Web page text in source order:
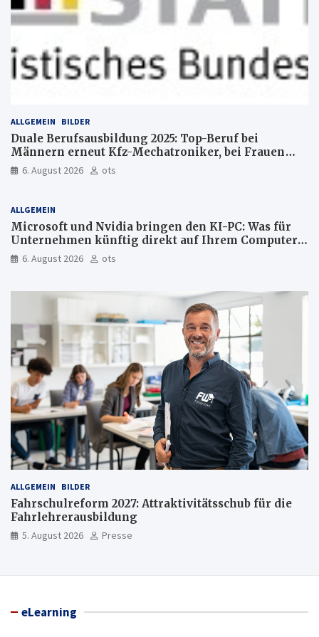
ALLGEMEIN BILDER
Duale Berufsausbildung 2025: Top-Beruf bei
Männern erneut Kfz-Mechatroniker, bei Frauen
medizinische Fachangestellte
6. August 2026 ots
ALLGEMEIN
Microsoft und Nvidia bringen den KI-PC: Was für
Unternehmen künftig direkt auf Ihrem Computer
läuft und was weiter in der Cloud bleibt
6. August 2026 ots
ALLGEMEIN BILDER
Fahrschulreform 2027: Attraktivitätsschub für die
Fahrlehrerausbildung
5. August 2026 Presse
eLearning